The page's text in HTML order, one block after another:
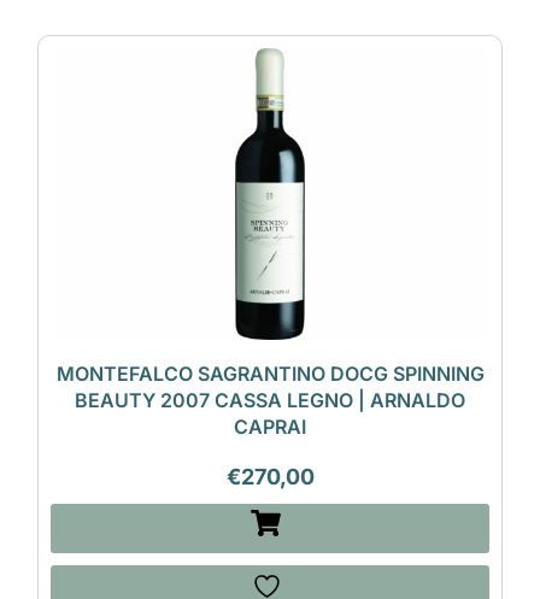
MONTEFALCO SAGRANTINO DOCG SPINNING
BEAUTY 2007 CASSA LEGNO | ARNALDO
CAPRAI
€270,00